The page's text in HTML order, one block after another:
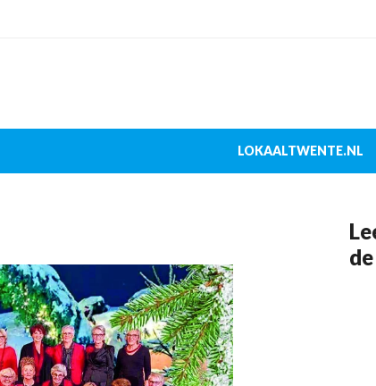
LOKAALTWENTE.NL